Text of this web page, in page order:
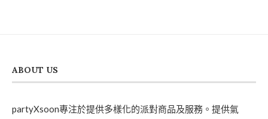
ABOUT US
partyXsoon專注於提供多樣化的派對商品及服務。提供氣